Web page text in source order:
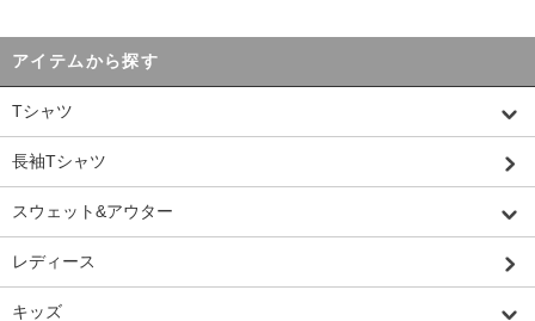
アイテムから探す
Tシャツ
長袖Tシャツ
スウェット&アウター
レディース
キッズ